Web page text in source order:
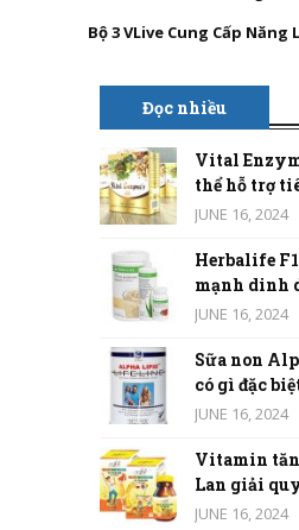
Bộ 3 VLive Cung Cấp Năng
Đọc nhiều
Vital
thể hỗ trợ
JUNE 16, 2024
Herbalife
mạnh dinh
JUNE 16, 2024
Sữa non
có gì đặc
JUNE 16, 2024
Vitamin
Lan giải
JUNE 16, 2024